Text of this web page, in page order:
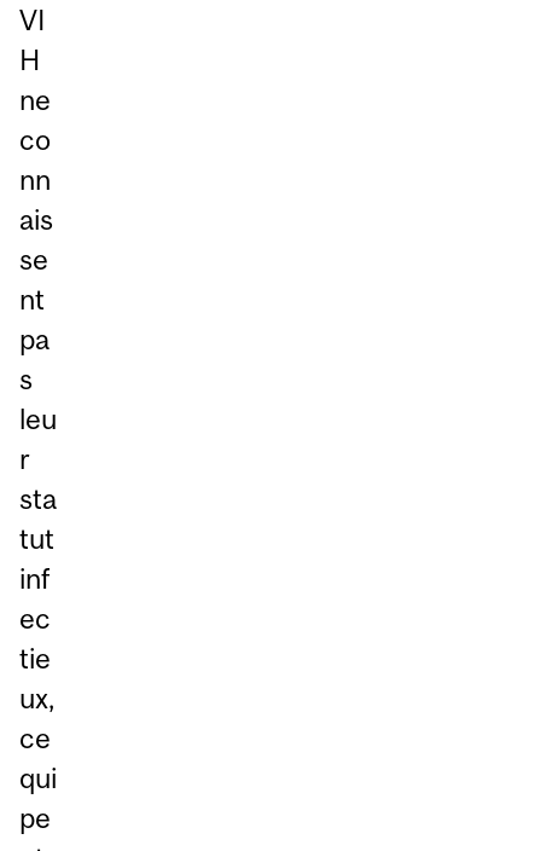
VI
H
ne
co
nn
ais
se
nt
pa
s
leu
r
sta
tut
inf
ec
tie
ux,
ce
qui
pe